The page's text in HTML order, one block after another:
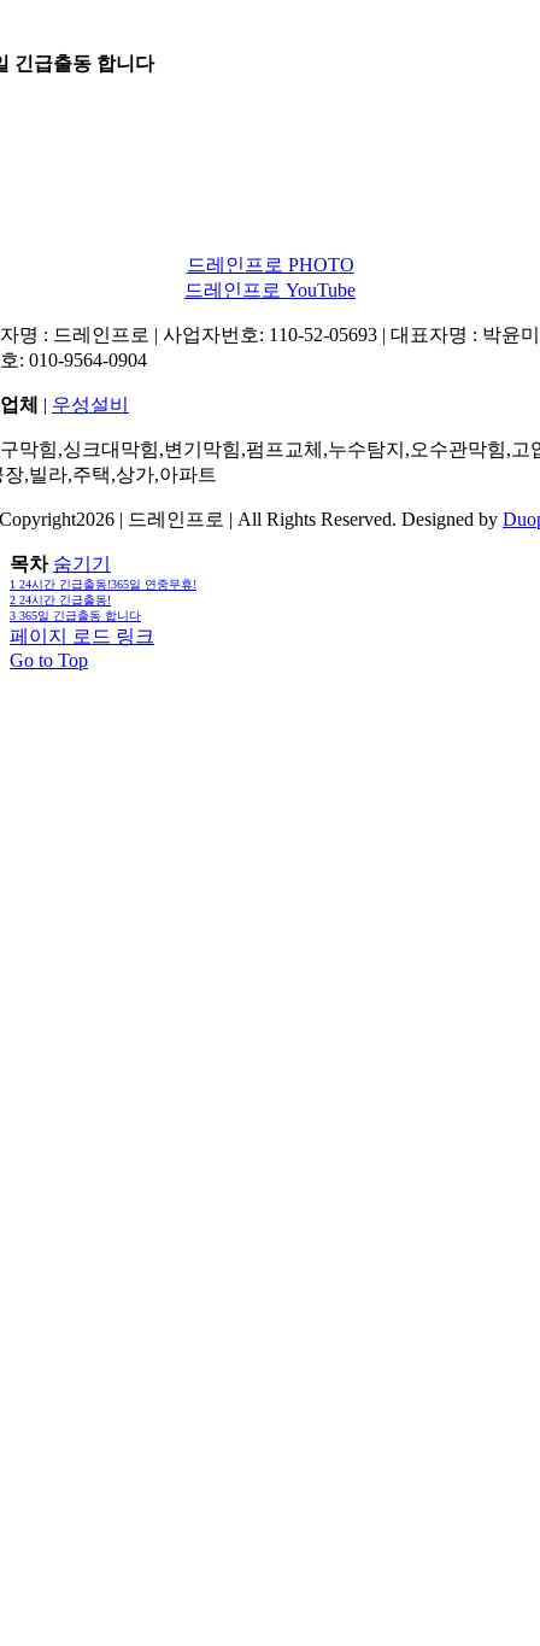
긴급출동 합니다
드레인프로 PHOTO
드레인프로 YouTube
명 : 드레인프로 | 사업자번호: 110-52-05693 | 대표자명 : 박윤
: 010-9564-0904
체 | 우성설비
막힘,싱크대막힘,변기막힘,펌프교체,누수탐지,오수관막힘,고
장,빌라,주택,상가,아파트
| 드레인프로 | All Rights Reserved. Designed by
목차 숨기기
1 24시간 긴급출동!365일 연중무휴!
2 24시간 긴급출동!
3 365일 긴급출동 합니다
페이지 로드 링크
Go to Top